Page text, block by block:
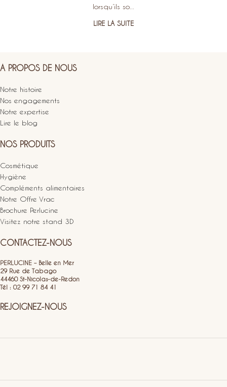
lorsqu’ils so...
LIRE LA SUITE
A PROPOS DE NOUS
Notre histoire
Nos engagements
Notre expertise
Lire le blog
NOS PRODUITS
Cosmétique
Hygiène
Compléments alimentaires
Notre Offre Vrac
Brochure Perlucine
Visitez notre stand 3D
CONTACTEZ-NOUS
PERLUCINE – Belle en Mer
29 Rue de Tabago
44460 St-Nicolas-de-Redon
Tél : 02 99 71 84 41
REJOIGNEZ-NOUS